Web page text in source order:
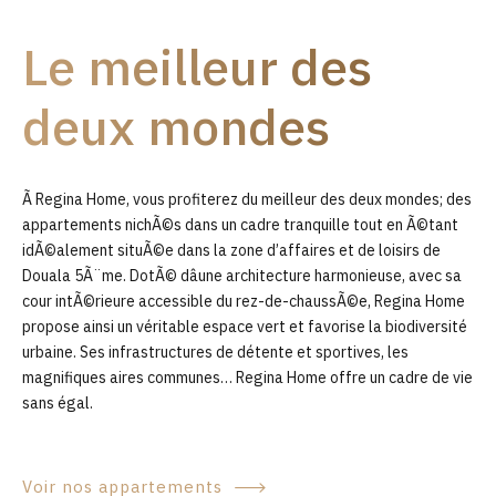
0
Le meilleur des
deux mondes
Ã Regina Home, vous profiterez du meilleur des deux mondes; des
appartements nichÃ©s dans un cadre tranquille tout en Ã©tant
idÃ©alement situÃ©e dans la zone d’affaires et de loisirs de
Douala 5Ã¨me. DotÃ© dâune architecture harmonieuse, avec sa
cour intÃ©rieure accessible du rez-de-chaussÃ©e, Regina Home
propose ainsi un véritable espace vert et favorise la biodiversité
urbaine. Ses infrastructures de détente et sportives, les
magnifiques aires communes… Regina Home offre un cadre de vie
sans égal.
Voir nos appartements